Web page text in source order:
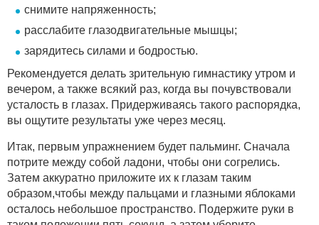
снимите напряженность;
расслабите глазодвигательные мышцы;
зарядитесь силами и бодростью.
Рекомендуется делать зрительную гимнастику утром и
вечером, а также всякий раз, когда вы почувствовали
усталость в глазах. Придерживаясь такого распорядка,
вы ощутите результаты уже через месяц.
Итак, первым упражнением будет пальминг. Сначала
потрите между собой ладони, чтобы они согрелись.
Затем аккуратно приложите их к глазам таким
образом,чтобы между пальцами и глазными яблоками
осталось небольшое пространство. Подержите руки в